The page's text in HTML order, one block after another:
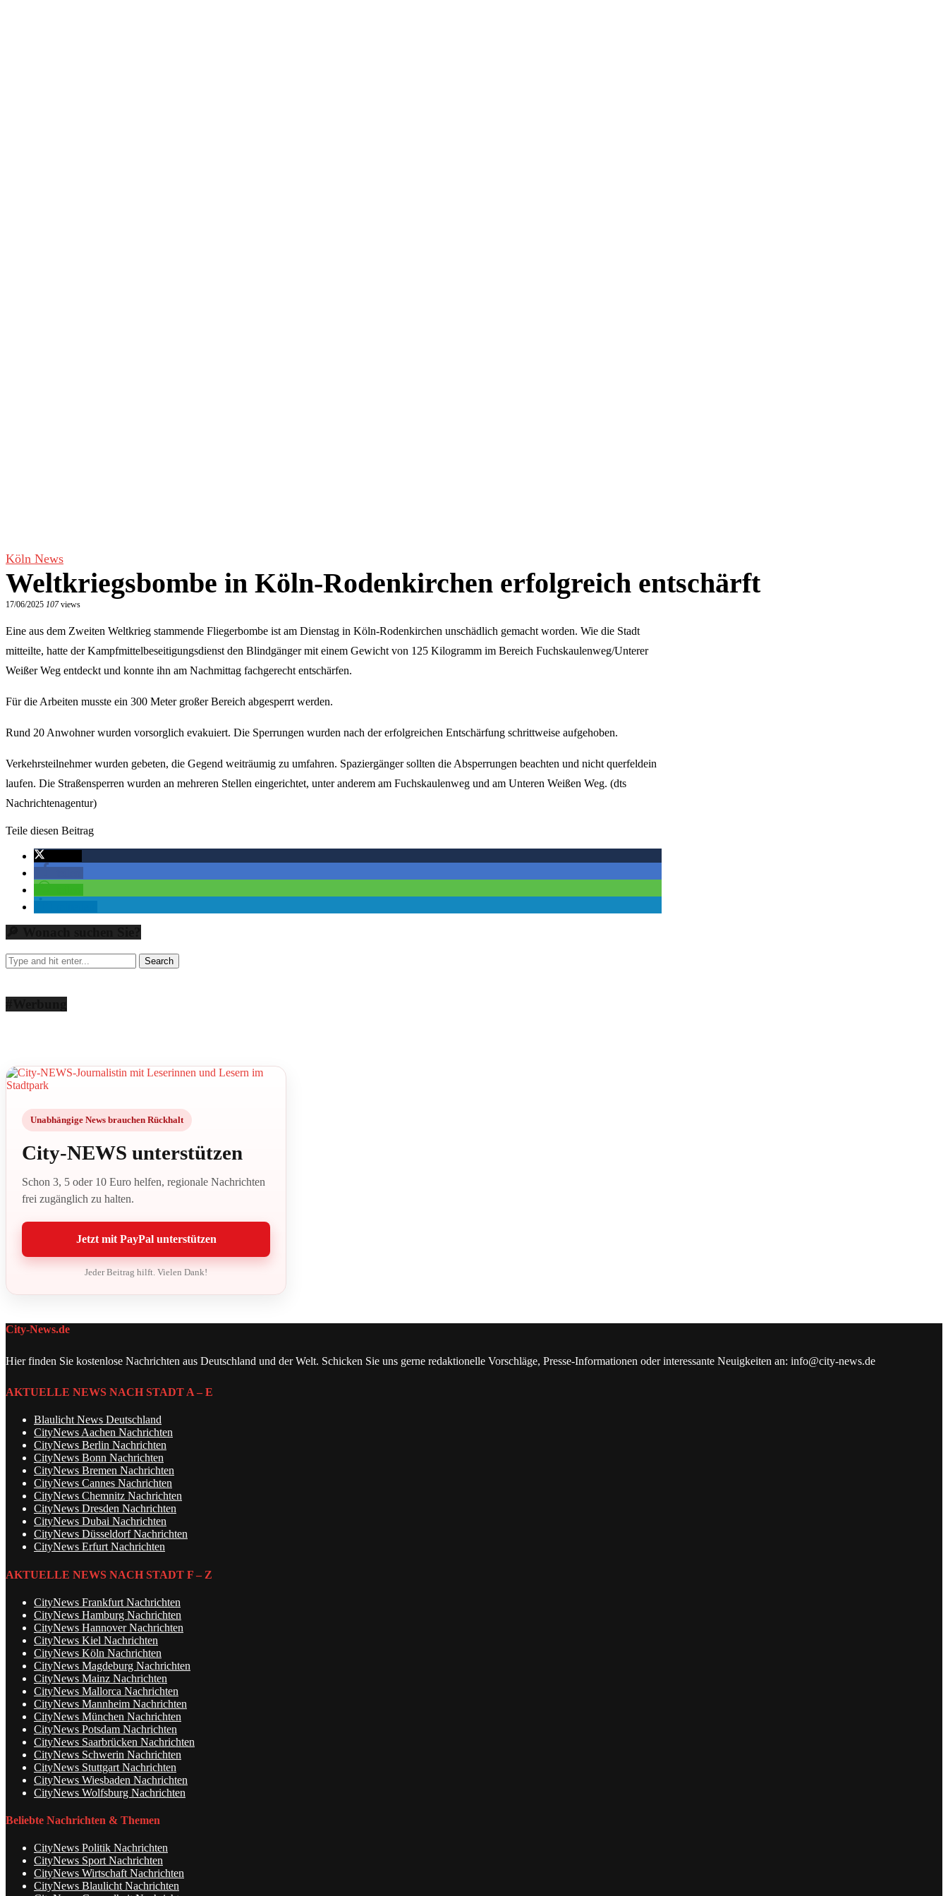
Köln News
Weltkriegsbombe in Köln-Rodenkirchen erfolgreich entschärft
17/06/2025 107views
Eine aus dem Zweiten Weltkrieg stammende Fliegerbombe ist am Dienstag in Köln-Rodenkirchen unschädlich gemacht worden. Wie die Stadt
mitteilte, hatte der Kampfmittelbeseitigungsdienst den Blindgänger mit einem Gewicht von 125 Kilogramm im Bereich Fuchskaulenweg/Unterer
Weißer Weg entdeckt und konnte ihn am Nachmittag fachgerecht entschärfen.
Für die Arbeiten musste ein 300 Meter großer Bereich abgesperrt werden.
Rund 20 Anwohner wurden vorsorglich evakuiert. Die Sperrungen wurden nach der erfolgreichen Entschärfung schrittweise aufgehoben.
Verkehrsteilnehmer wurden gebeten, die Gegend weiträumig zu umfahren. Spaziergänger sollten die Absperrungen beachten und nicht querfeldein
laufen. Die Straßensperren wurden an mehreren Stellen eingerichtet, unter anderem am Fuchskaulenweg und am Unteren Weißen Weg. (dts
Nachrichtenagentur)
Teile diesen Beitrag
Unabhängige News brauchen Rückhalt
City-NEWS unterstützen
Schon 3, 5 oder 10 Euro helfen, regionale Nachrichten
frei zugänglich zu halten.
Jetzt mit PayPal unterstützen
Jeder Beitrag hilft. Vielen Dank!
City-News.de
Hier finden Sie kostenlose Nachrichten aus Deutschland und der Welt. Schicken Sie uns gerne redaktionelle Vorschläge, Presse-Informationen oder interessante Neuigkeiten an: info@city-news.de
AKTUELLE NEWS NACH STADT A – E
Blaulicht News Deutschland
CityNews Aachen Nachrichten
CityNews Berlin Nachrichten
CityNews Bonn Nachrichten
CityNews Bremen Nachrichten
CityNews Cannes Nachrichten
CityNews Chemnitz Nachrichten
CityNews Dresden Nachrichten
CityNews Dubai Nachrichten
CityNews Düsseldorf Nachrichten
CityNews Erfurt Nachrichten
AKTUELLE NEWS NACH STADT F – Z
CityNews Frankfurt Nachrichten
CityNews Hamburg Nachrichten
CityNews Hannover Nachrichten
CityNews Kiel Nachrichten
CityNews Köln Nachrichten
CityNews Magdeburg Nachrichten
CityNews Mainz Nachrichten
CityNews Mallorca Nachrichten
CityNews Mannheim Nachrichten
CityNews München Nachrichten
CityNews Potsdam Nachrichten
CityNews Saarbrücken Nachrichten
CityNews Schwerin Nachrichten
CityNews Stuttgart Nachrichten
CityNews Wiesbaden Nachrichten
CityNews Wolfsburg Nachrichten
Beliebte Nachrichten & Themen
CityNews Politik Nachrichten
CityNews Sport Nachrichten
CityNews Wirtschaft Nachrichten
CityNews Blaulicht Nachrichten